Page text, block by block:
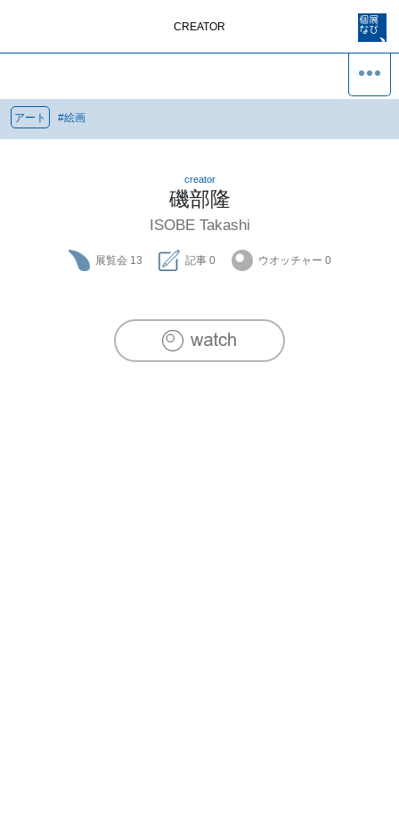
CREATOR
アート #絵画
creator
磯部隆
ISOBE Takashi
展覧会 13 記事 0 ウオッチャー 0